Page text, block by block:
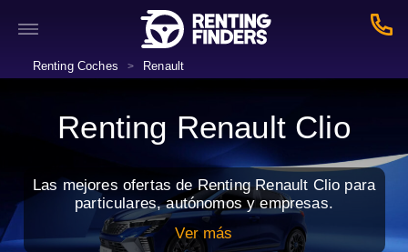
Renting Coches > Renault
Renting Renault Clio
Las mejores ofertas de Renting Renault Clio para
particulares, autónomos y empresas.
Ver más